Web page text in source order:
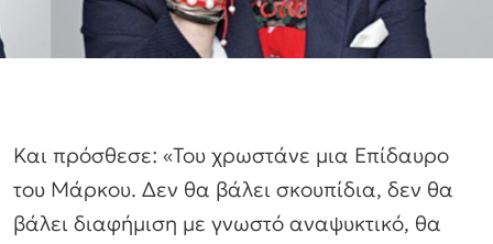
Και πρόσθεσε: «Του χρωστάνε μια Επίδαυρο
του Μάρκου. Δεν θα βάλει σκουπίδια, δεν θα
βάλει διαφήμιση με γνωστό αναψυκτικό, θα